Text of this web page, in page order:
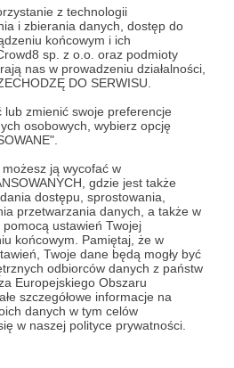
z technologii
i zbierania danych, dostęp do
końcowym i ich
sp. z o.o. oraz podmioty
nas w prowadzeniu działalności,
DO SERWISU.
zmienić swoje preferencje
osobowych, wybierz opcję
ją wycofać w
gdzie jest także
dostępu, sprostowania,
przetwarzania danych, a także w
ustawień Twojej
końcowym. Pamiętaj, że w
Twoje dane będą mogły być
odbiorców danych z państw
Europejskiego Obszaru
szczegółowe informacje na
danych w tym celów
w naszej polityce prywatności.
w pigułce.
buddyzmu tendencja
prowadziła niekiedy do
szalonego jogina
się pod uwagę liczne
się nieuchronne pytanie:
Dhamma jest zdrowa,
podąża Szlachetną
dąży do ustania
zostało w Dhammie
rezultat pragnień i